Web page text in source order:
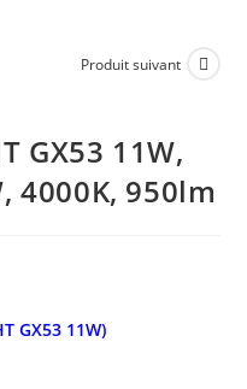
Produit suivant
GX53 11W,
4000K, 950lm
GX53 11W)